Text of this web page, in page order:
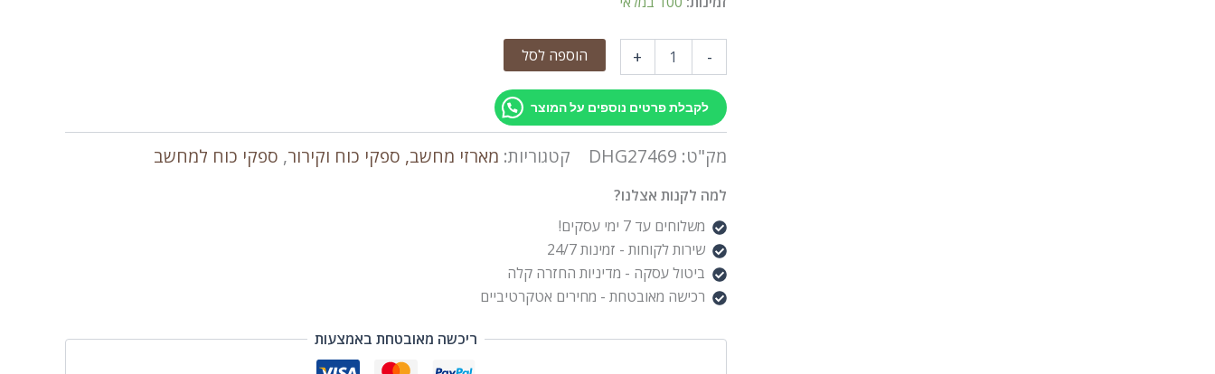
-
+ הוספה לסל
לקבלת פרטים נוספים על המוצר
מק"ט: DHG27469 קטגוריות: מארזי מחשב, ספקי כוח וקירור, ספקי כוח למחשב
למה לקנות אצלנו?
משלוחים עד 7 ימי עסקים!
שירות לקוחות - זמינות 24/7
ביטול עסקה - מדיניות החזרה קלה
רכישה מאובטחת - מחירים אטקרטיביים
ריכשה מאובטחת באמצעות